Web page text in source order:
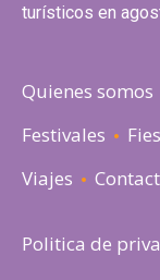
turísticos en
Quienes somos
Festivales
Viajes
Politica de